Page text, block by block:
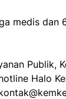
medis dan
Publik,
Halo